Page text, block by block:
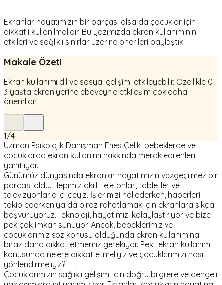
Ekranlar hayatımızın bir parçası olsa da çocuklar için
dikkatli kullanılmalıdır. Bu yazımızda ekran kullanımının
etkileri ve sağlıklı sınırlar üzerine önerileri paylaştık.
Makale Özeti
Ekran kullanımı dil ve sosyal gelişimi etkileyebilir. Özellikle 0-
3 yaşta ekran yerine ebeveynle etkileşim çok daha
önemlidir.
1/4
Uzman Psikolojik Danışman Enes Çelik, bebeklerde ve
çocuklarda ekran kullanımı hakkında merak edilenleri
yanıtlıyor.
Günümüz dünyasında ekranlar hayatımızın vazgeçilmez bir
parçası oldu. Hepimiz akıllı telefonlar, tabletler ve
televizyonlarla iç içeyiz. İşlerimizi hallederken, haberleri
takip ederken ya da biraz rahatlamak için ekranlara sıkça
başvuruyoruz. Teknoloji, hayatımızı kolaylaştırıyor ve bize
pek çok imkan sunuyor. Ancak, bebeklerimiz ve
çocuklarımız söz konusu olduğunda ekran kullanımına
biraz daha dikkat etmemiz gerekiyor. Peki, ekran kullanımı
konusunda nelere dikkat etmeliyiz ve çocuklarımızı nasıl
yönlendirmeliyiz?
Çocuklarımızın sağlıklı gelişimi için doğru bilgilere ve dengeli